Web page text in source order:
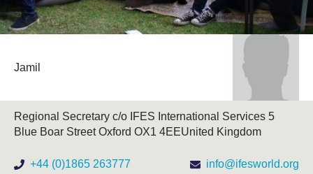
Jamil
​Regional Secretary c/o IFES International Services 5
Blue Boar Street Oxford OX1 4EE ​United Kingdom
+44 (0)1865 263777 info@ifesworld.org